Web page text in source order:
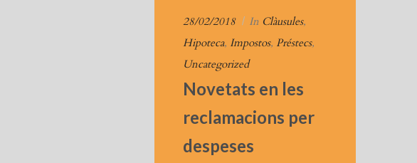
28/02/2018 | In Clàusules,
Hipoteca, Impostos, Préstecs,
Uncategorized
Novetats en les
reclamacions per
despeses